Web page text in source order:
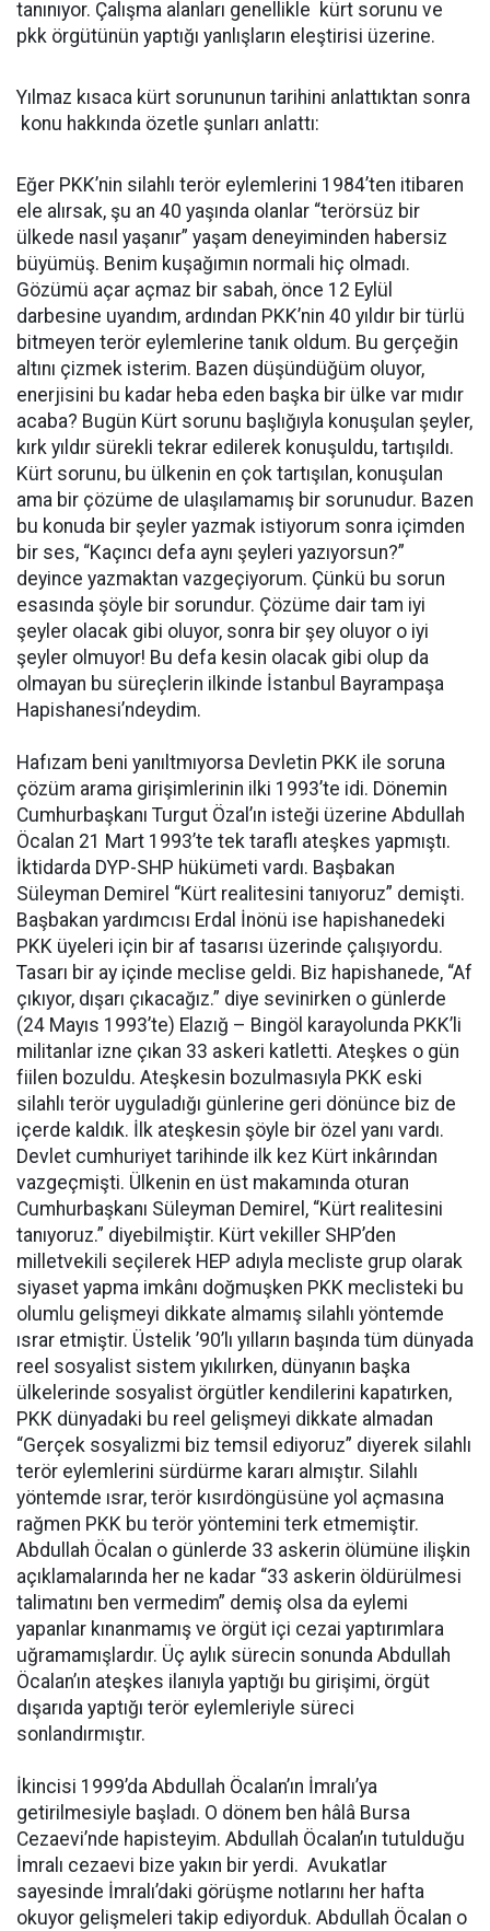
tanınıyor. Çalışma alanları genellikle kürt sorunu ve
pkk örgütünün yaptığı yanlışların eleştirisi üzerine.
Yılmaz kısaca kürt sorununun tarihini anlattıktan sonra
konu hakkında özetle şunları anlattı:
Eğer PKK’nin silahlı terör eylemlerini 1984’ten itibaren
ele alırsak, şu an 40 yaşında olanlar “terörsüz bir
ülkede nasıl yaşanır” yaşam deneyiminden habersiz
büyümüş. Benim kuşağımın normali hiç olmadı.
Gözümü açar açmaz bir sabah, önce 12 Eylül
darbesine uyandım, ardından PKK’nin 40 yıldır bir türlü
bitmeyen terör eylemlerine tanık oldum. Bu gerçeğin
altını çizmek isterim. Bazen düşündüğüm oluyor,
enerjisini bu kadar heba eden başka bir ülke var mıdır
acaba? Bugün Kürt sorunu başlığıyla konuşulan şeyler,
kırk yıldır sürekli tekrar edilerek konuşuldu, tartışıldı.
Kürt sorunu, bu ülkenin en çok tartışılan, konuşulan
ama bir çözüme de ulaşılamamış bir sorunudur. Bazen
bu konuda bir şeyler yazmak istiyorum sonra içimden
bir ses, “Kaçıncı defa aynı şeyleri yazıyorsun?”
deyince yazmaktan vazgeçiyorum. Çünkü bu sorun
esasında şöyle bir sorundur. Çözüme dair tam iyi
şeyler olacak gibi oluyor, sonra bir şey oluyor o iyi
şeyler olmuyor! Bu defa kesin olacak gibi olup da
olmayan bu süreçlerin ilkinde İstanbul Bayrampaşa
Hapishanesi’ndeydim.
Hafızam beni yanıltmıyorsa Devletin PKK ile soruna
çözüm arama girişimlerinin ilki 1993’te idi. Dönemin
Cumhurbaşkanı Turgut Özal’ın isteği üzerine Abdullah
Öcalan 21 Mart 1993’te tek taraflı ateşkes yapmıştı.
İktidarda DYP-SHP hükümeti vardı. Başbakan
Süleyman Demirel “Kürt realitesini tanıyoruz” demişti.
Başbakan yardımcısı Erdal İnönü ise hapishanedeki
PKK üyeleri için bir af tasarısı üzerinde çalışıyordu.
Tasarı bir ay içinde meclise geldi. Biz hapishanede, “Af
çıkıyor, dışarı çıkacağız.” diye sevinirken o günlerde
(24 Mayıs 1993’te) Elazığ – Bingöl karayolunda PKK’li
militanlar izne çıkan 33 askeri katletti. Ateşkes o gün
fiilen bozuldu. Ateşkesin bozulmasıyla PKK eski
silahlı terör uyguladığı günlerine geri dönünce biz de
içerde kaldık. İlk ateşkesin şöyle bir özel yanı vardı.
Devlet cumhuriyet tarihinde ilk kez Kürt inkârından
vazgeçmişti. Ülkenin en üst makamında oturan
Cumhurbaşkanı Süleyman Demirel, “Kürt realitesini
tanıyoruz.” diyebilmiştir. Kürt vekiller SHP’den
milletvekili seçilerek HEP adıyla mecliste grup olarak
siyaset yapma imkânı doğmuşken PKK meclisteki bu
olumlu gelişmeyi dikkate almamış silahlı yöntemde
ısrar etmiştir. Üstelik ’90’lı yılların başında tüm dünyada
reel sosyalist sistem yıkılırken, dünyanın başka
ülkelerinde sosyalist örgütler kendilerini kapatırken,
PKK dünyadaki bu reel gelişmeyi dikkate almadan
“Gerçek sosyalizmi biz temsil ediyoruz” diyerek silahlı
terör eylemlerini sürdürme kararı almıştır. Silahlı
yöntemde ısrar, terör kısırdöngüsüne yol açmasına
rağmen PKK bu terör yöntemini terk etmemiştir.
Abdullah Öcalan o günlerde 33 askerin ölümüne ilişkin
açıklamalarında her ne kadar “33 askerin öldürülmesi
talimatını ben vermedim” demiş olsa da eylemi
yapanlar kınanmamış ve örgüt içi cezai yaptırımlara
uğramamışlardır. Üç aylık sürecin sonunda Abdullah
Öcalan’ın ateşkes ilanıyla yaptığı bu girişimi, örgüt
dışarıda yaptığı terör eylemleriyle süreci
sonlandırmıştır.
İkincisi 1999’da Abdullah Öcalan’ın İmralı’ya
getirilmesiyle başladı. O dönem ben hâlâ Bursa
Cezaevi’nde hapisteyim. Abdullah Öcalan’ın tutulduğu
İmralı cezaevi bize yakın bir yerdi. Avukatlar
sayesinde İmralı’daki görüşme notlarını her hafta
okuyor gelişmeleri takip ediyorduk. Abdullah Öcalan o